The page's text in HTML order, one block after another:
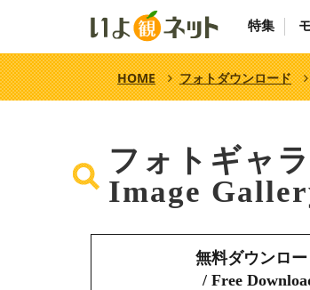
特集
HOME フォトダウンロード
フォトギャ
Image
無料ダウンロー
/ Free